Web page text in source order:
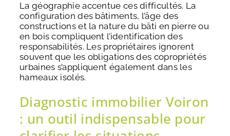
La géographie accentue ces difficultés. La
configuration des bâtiments, l’âge des
constructions et la nature du bâti en pierre ou
en bois compliquent l’identification des
responsabilités. Les propriétaires ignorent
souvent que les obligations des copropriétés
urbaines s’appliquent également dans les
hameaux isolés.
Diagnostic immobilier Voiron
: un outil indispensable pour